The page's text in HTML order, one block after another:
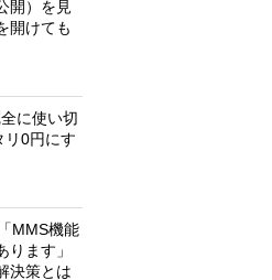
開）を見
開けても
に使い切
リ0円にす
MMS機能
ります」
決策とは